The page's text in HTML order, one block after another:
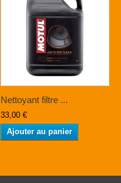
Nettoyant filtre ...
33,00 €
Ajouter au panier